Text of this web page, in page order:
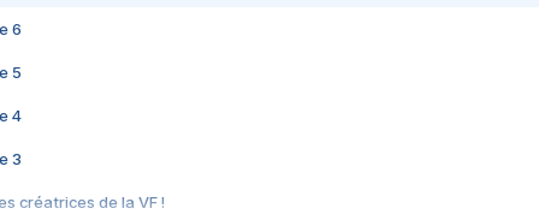
6
5
4
3
créatrices de la VF !